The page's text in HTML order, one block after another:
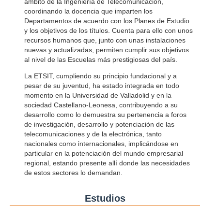
coordinando la docencia que imparten los
Departamentos de acuerdo con los Planes de Estudio
y los objetivos de los títulos. Cuenta para ello con unos
recursos humanos que, junto con unas instalaciones
nuevas y actualizadas, permiten cumplir sus objetivos
al nivel de las Escuelas más prestigiosas del país.
La ETSIT, cumpliendo su principio fundacional y a
pesar de su juventud, ha estado integrada en todo
momento en la Universidad de Valladolid y en la
sociedad Castellano-Leonesa, contribuyendo a su
desarrollo como lo demuestra su pertenencia a foros
de investigación, desarrollo y potenciación de las
telecomunicaciones y de la electrónica, tanto
nacionales como internacionales, implicándose en
particular en la potenciación del mundo empresarial
regional, estando presente allí donde las necesidades
de estos sectores lo demandan.
Estudios